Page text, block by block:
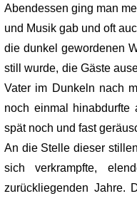
Abendessen ging man
und Musik gab und oft
die dunkel gewordenen
still wurde, die Gäste
Vater im Dunkeln nach
noch einmal hinabdurfte
spät noch und fast
An die Stelle dieser
sich verkrampfte,
zurückliegenden Jahre.